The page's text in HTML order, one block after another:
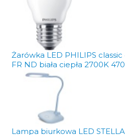
Żarówka LED PHILIPS
FR ND biała ciepła 2700K
Lampa biurkowa LED